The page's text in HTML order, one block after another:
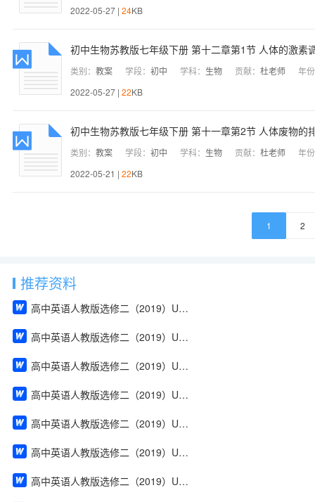
2022-05-27 | 24KB
初中生物苏教版七年级下册 第十二章第1节 人体的激素
类别： 教案 学段： 初中 学科： 生物 贡献： 杜老师
年
2022-05-27 | 22KB
初中生物苏教版七年级下册 第十一章第2节 人体废物的
类别： 教案 学段： 初中 学科： 生物 贡献： 杜老师
年
2022-05-21 | 22KB
1 2
推荐资料
高中英语人教版选修二（2019）Unit 1 Build up your vocabulary（教案）
高中英语人教版选修二（2019）Unit 4 Using Language（教案）
高中英语人教版选修二（2019）Unit 2 Using Language（教案）
高中英语人教版选修二（2019）Unit 2 Reading and Thinking（教案）
高中英语人教版选修二（2019）Unit 2 Discover useful structures（教案）
高中英语人教版选修二（2019）Unit 2 Build up your vocabulary（教案）
高中英语人教版选修二（2019）Unit 2 Assessing Your Progress & Project（教案）